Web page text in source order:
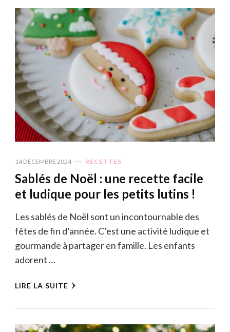
14 DÉCEMBRE 2024 RECETTES
Sablés de Noël : une recette facile
et ludique pour les petits lutins !
Les sablés de Noël sont un incontournable des
fêtes de fin d’année. C’est une activité ludique et
gourmande à partager en famille. Les enfants
adorent …
LIRE LA SUITE